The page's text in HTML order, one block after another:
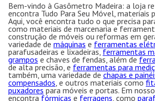
Bem-vindo à Gasômetro Madeira: a loja
encontra Tudo Para Seu Móvel, materiais
Aqui, você encontra tudo o que precisa
como materiais de marcenaria e
construção de móveis ou reformas em
variedade de máquinas e ferramentas
parafusadeiras e lixadeiras, ferramentas
grampos e chaves de fendas, além de
de alta precisão, e ferramentas para
também, uma variedade de chapas e
compensados, e outros materiais como
puxadores para móveis e portas. Em
encontra fórmicas e ferragens, como